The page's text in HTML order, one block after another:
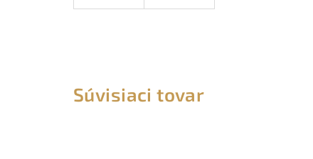
Súvisiaci tovar